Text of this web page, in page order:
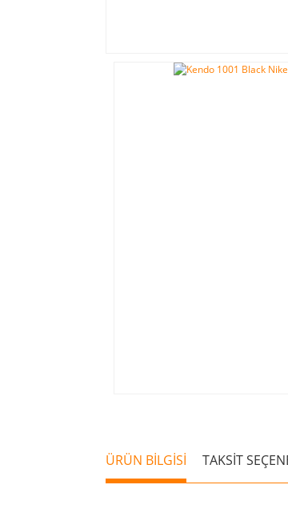
ÜRÜN BİLGİSİ TAKSİT